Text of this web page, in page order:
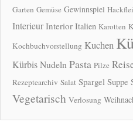
Garten Gemüse Gewinnspiel
Interieur Interior Italien Karotten
Kochbuchvorstellung Kuchen
KürbisNudelnPasta Pilze
Rezeptearchiv Salat Spargel Suppe
Vegetarisch Verlosung